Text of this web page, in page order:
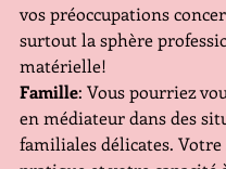
vos préoccupations
surtout la sphère
matérielle!
Famille: Vous pourriez
en médiateur dans des
familiales délicates. Votre